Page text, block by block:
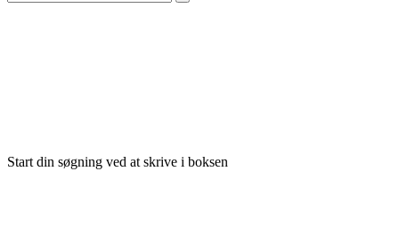
Start din søgning ved at skrive i boksen